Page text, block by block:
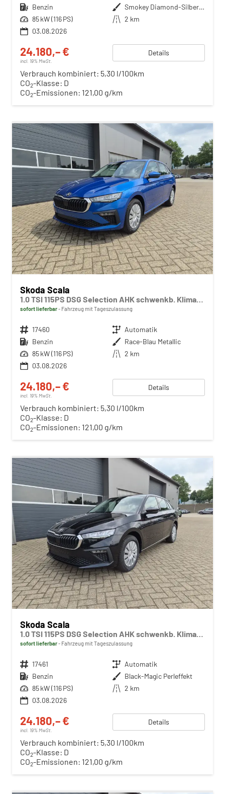
Kraftstoff Benzin Außenfarbe
Smokey Diamond-Silber Metallic
Leistung 85 kW (116 PS) Kilometerstand 2 km
03.08.2026
24.180,– €
incl. 19% MwSt.
Details
Verbrauch kombiniert: 5,30 l/100km
CO2-Klasse: D
CO2-Emissionen: 121,00 g/km
Skoda Scala
1.0 TSI 115PS DSG Selection AHK schwenkb. Klimaautomatik Sitzheizung PDC Rückf.Kamera Apple CarPlay Android Auto
sofort lieferbar Fahrzeug mit Tageszulassung
Fahrzeugnr. 17460 Getriebe Automatik
Kraftstoff Benzin Außenfarbe Race-Blau Metallic
Leistung 85 kW (116 PS) Kilometerstand 2 km
03.08.2026
24.180,– €
incl. 19% MwSt.
Details
Verbrauch kombiniert: 5,30 l/100km
CO2-Klasse: D
CO2-Emissionen: 121,00 g/km
Skoda Scala
1.0 TSI 115PS DSG Selection AHK schwenkb. Klimaautomatik Sitzheizung PDC Rückf.Kamera Apple CarPlay Android Auto
sofort lieferbar Fahrzeug mit Tageszulassung
Fahrzeugnr. 17461 Getriebe Automatik
Kraftstoff Benzin Außenfarbe Black-Magic Perleffekt
Leistung 85 kW (116 PS) Kilometerstand 2 km
03.08.2026
24.180,– €
incl. 19% MwSt.
Details
Verbrauch kombiniert: 5,30 l/100km
CO2-Klasse: D
CO2-Emissionen: 121,00 g/km